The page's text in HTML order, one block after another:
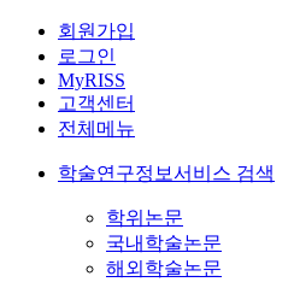
회원가입
로그인
MyRISS
고객센터
전체메뉴
학술연구정보서비스 검색
학위논문
국내학술논문
해외학술논문